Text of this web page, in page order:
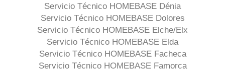
Servicio Técnico HOMEBASE Dénia
Servicio Técnico HOMEBASE Dolores
Servicio Técnico HOMEBASE Elche/Elx
Servicio Técnico HOMEBASE Elda
Servicio Técnico HOMEBASE Facheca
Servicio Técnico HOMEBASE Famorca